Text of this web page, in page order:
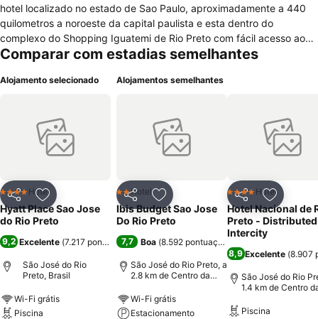
hotel localizado no estado de Sao Paulo, aproximadamente a 440
quilometros a noroeste da capital paulista e esta dentro do
complexo do Shopping Iguatemi de Rio Preto com fácil acesso aos
principais hospitais da cidade, clinicas, centro, distritos comerciais e
Barretos.
Comparar com estadias semelhantes
Alojamento selecionado
PartilharAdicionar aos favoritos
4 EstrelasHotel
Hyatt Place Sao Jose
do Rio Preto
9,2 Excelente (7.217 pontuações )
São José do Rio
Preto, Brasil
Wi-Fi grátis
Piscina
Alojamentos semelhantes
PartilharAdicionar aos favoritos
2 Estrelas
Hotel
Ibis Budget Sao Jose
Do Rio Preto
7,7 Boa (8.592 pontuações
São José do Rio Preto, a
2.8 km de Centro da
Wi-Fi grátis
Estacionamento
Partilhar
4 EstrelasHotel
Hotel Nacional de
Preto -
Intercity
8,9 Excelente (8.907
São José do Rio
1.4 km de Centro
Piscina